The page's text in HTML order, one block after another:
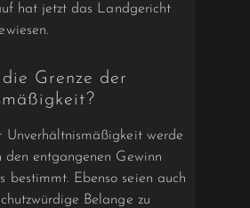
hat jetzt das Landgericht
Grenze der
Unverhältnismäßigkeit werde
den entgangenen Gewinn
bestimmt. Ebenso seien auch
Belange zu